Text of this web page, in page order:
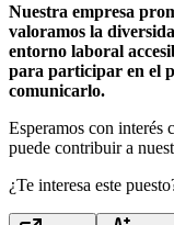
Nuestra empresa
valoramos la
entorno laboral
para participar en el
comunicarlo.
Esperamos con interés
puede contribuir a
¿Te interesa este